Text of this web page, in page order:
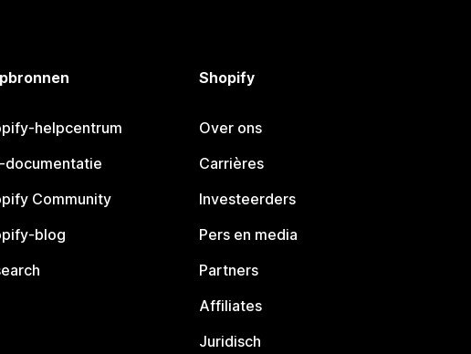
helpcentrum
documentatie
Community
blog
Shopify
Over ons
Carrières
Investeerders
Pers en media
Partners
Affiliates
Juridisch